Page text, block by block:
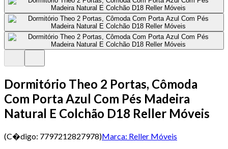
Dormitório Theo 2 Portas, Cômoda
Com Porta Azul Com Pés Madeira
Natural E Colchão D18 Reller Móveis
(C�digo: 7797212827978)Marca: Reller Móveis